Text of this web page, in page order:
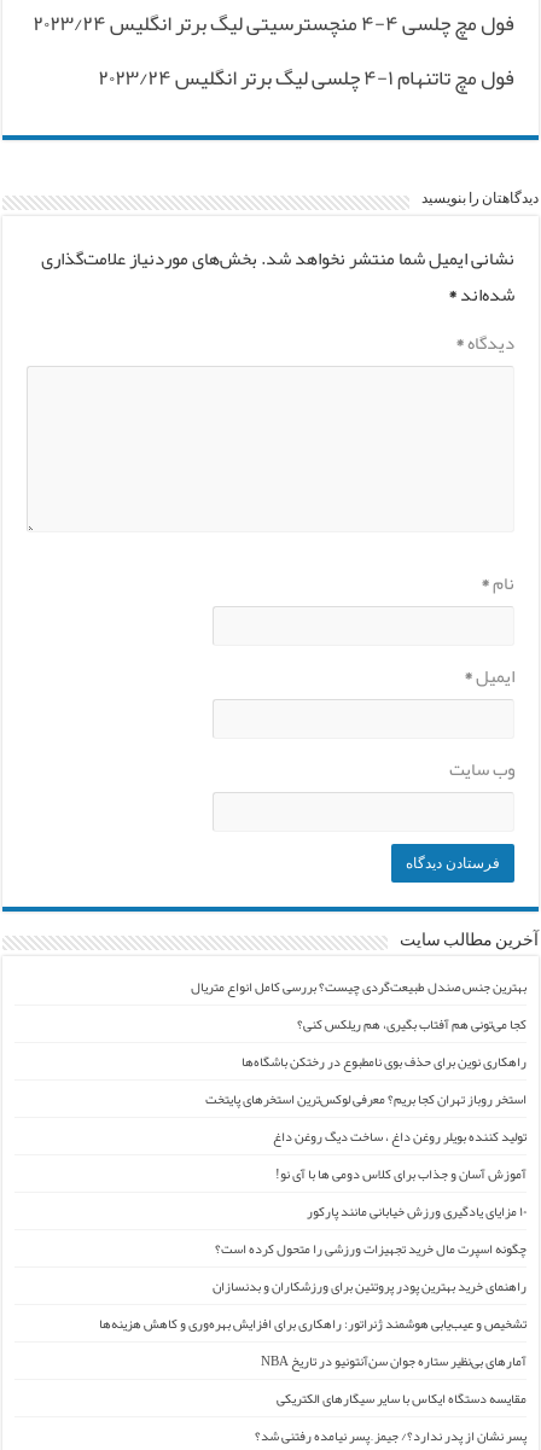
فول مچ چلسی ۴-۴ منچسترسیتی لیگ برتر انگلیس ۲۰۲۳/۲۴
فول مچ تاتنهام ۱-۴ چلسی لیگ برتر انگلیس ۲۰۲۳/۲۴
دیدگاهتان را بنویسید
نشانی ایمیل شما منتشر نخواهد شد.بخش‌های موردنیاز علامت‌گذاری
شده‌اند*
دیدگاه*
نام*
ایمیل*
وب‌ سایت
آخرین مطالب سایت
بهترین جنس صندل طبیعت‌گردی چیست؟ بررسی کامل انواع متریال
کجا می‌تونی هم آفتاب بگیری، هم ریلکس کنی؟
راهکاری نوین برای حذف بوی نامطبوع در رختکن باشگاه‌ها
استخر روباز تهران کجا بریم؟ معرفی لوکس‌ترین استخرهای پایتخت
تولید کننده بویلر روغن داغ ، ساخت دیگ روغن داغ
آموزش آسان و جذاب برای کلاس دومی ها با آی نو!
۱۰ مزایای یادگیری ورزش خیابانی مانند پارکور
چگونه اسپرت مال خرید تجهیزات ورزشی را متحول کرده است؟
راهنمای خرید بهترین پودر پروتئین برای ورزشکاران و بدنسازان
تشخیص و عیب‌یابی هوشمند ژنراتور: راهکاری برای افزایش بهره‌وری و کاهش هزینه‌ها
آمارهای بی‌نظیر ستاره جوان سن‌آنتونیو در تاریخ NBA
مقایسه دستگاه ایکاس با سایر سیگارهای الکتریکی
پسر نشان از پدر ندارد؟/ جیمز ِ پسر نیامده رفتنی شد؟